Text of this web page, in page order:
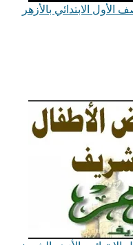
الابتدائي بالأزهر